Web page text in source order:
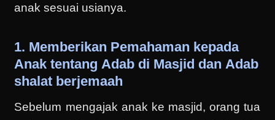
anak sesuai usianya.
1. Memberikan Pemahaman kepada
Anak tentang Adab di Masjid dan Adab
shalat berjemaah
Sebelum mengajak anak ke masjid, orang tua